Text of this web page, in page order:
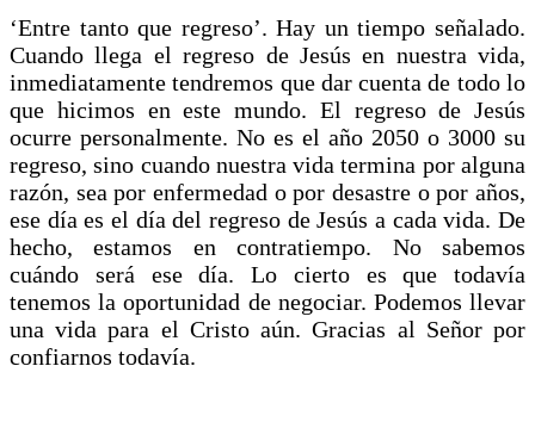
‘Entre tanto que regreso’. Hay un tiempo señalado.
Cuando llega el regreso de Jesús en nuestra vida,
inmediatamente tendremos que dar cuenta de todo lo
que hicimos en este mundo. El regreso de Jesús
ocurre personalmente. No es el año 2050 o 3000 su
regreso, sino cuando nuestra vida termina por alguna
razón, sea por enfermedad o por desastre o por años,
ese día es el día del regreso de Jesús a cada vida. De
hecho, estamos en contratiempo. No sabemos
cuándo será ese día. Lo cierto es que todavía
tenemos la oportunidad de negociar. Podemos llevar
una vida para el Cristo aún. Gracias al Señor por
confiarnos todavía.